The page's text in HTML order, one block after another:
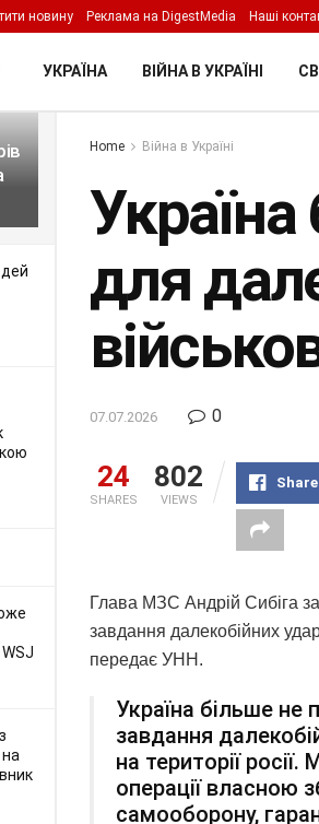
новину Реклама на DigestMedia Наші
УКРАЇНА ВІЙНА В УКРАЇНІ
Home Війна в Україні
для
07.07.2026 0
24
SHARES
802
VIEWS
Глава МЗС Андрій Сибіга
завдання далекобійних
передає УНН.
Україна більше не
завдання
на території
операції власною
самооборону,